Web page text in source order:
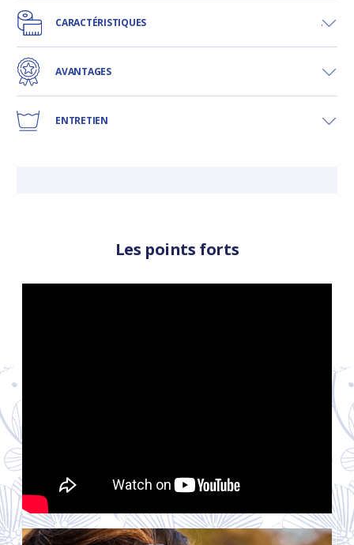
CARACTÉRISTIQUES
AVANTAGES
ENTRETIEN
Les points forts